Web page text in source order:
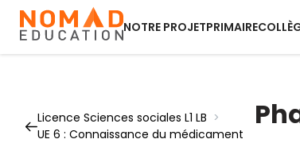
NOTRE PROJETPRIMAIRE
Licence Sciences sociales L1 LB >
UE 6 : Connaissance du médicament